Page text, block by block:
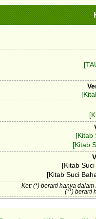
[Kitab
[Kitab
[Kitab
[Kitab Suci
Ket: (*) berarti hanya
(**) berarti